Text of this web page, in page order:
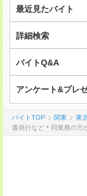
最近見たバイト
詳細検索
バイトQ&A
アンケート&プレ
バイトTOP 関東 東
書発行など＊同業務の方